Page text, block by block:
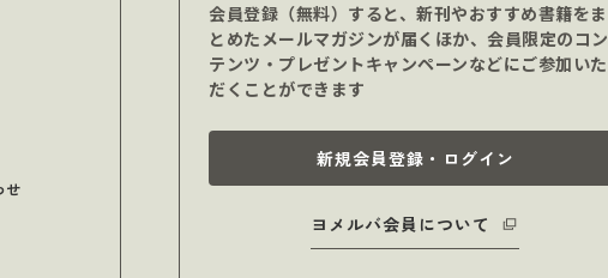
せ
会員登録（無料）すると、新刊やおすすめ書籍をま
とめたメールマガジンが届くほか、会員限定のコン
テンツ・プレゼントキャンペーンなどにご参加いた
だくことができます
新規会員登録・ログイン
ヨメルバ会員について